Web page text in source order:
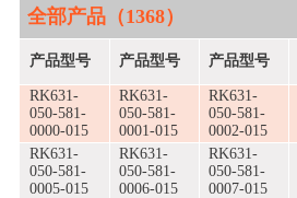
全部产品（1368）
产品型号 产品型号 产品型号
RK631-
050-581-
0000-015
RK631-
050-581-
0001-015
RK631-
050-581-
0002-015
RK631-
050-581-
0005-015
RK631-
050-581-
0006-015
RK631-
050-581-
0007-015